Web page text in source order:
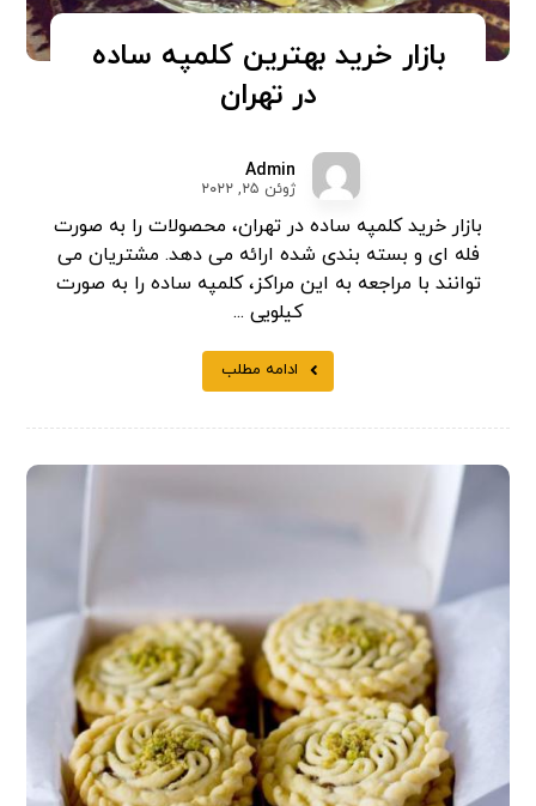
بازار خرید بهترین کلمپه ساده
در تهران
Admin
ژوئن ۲۵, ۲۰۲۲
بازار خرید کلمپه ساده در تهران، محصولات را به صورت
فله ای و بسته بندی شده ارائه می‌ دهد. مشتریان می
توانند با مراجعه به این مراکز، کلمپه ساده را به صورت
کیلویی ...
ادامه مطلب